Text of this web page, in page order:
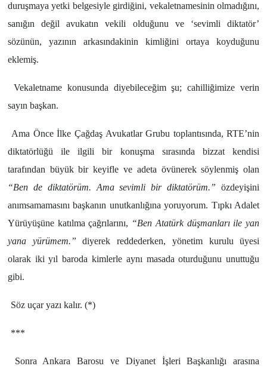
duruşmaya yetki belgesiyle girdiğini, vekaletnamesinin olmadığını,
sanığın değil avukatın vekili olduğunu ve ‘sevimli diktatör’
sözünün, yazının arkasındakinin kimliğini ortaya koyduğunu
eklemiş.
Vekaletname konusunda diyebileceğim şu; cahilliğimize verin
sayın başkan.
Ama Önce İlke Çağdaş Avukatlar Grubu toplantısında, RTE’nin
diktatörlüğü ile ilgili bir konuşma sırasında bizzat kendisi
tarafından büyük bir keyifle ve adeta övünerek söylenmiş olan
“Ben de diktatörüm. Ama sevimli bir diktatörüm.” özdeyişini
anımsamamasını başkanın unutkanlığına yoruyorum. Tıpkı Adalet
Yürüyüşüne katılma çağrılarını, “Ben Atatürk düşmanları ile yan
yana yürümem.” diyerek reddederken, yönetim kurulu üyesi
olarak iki yıl baroda kimlerle aynı masada oturduğunu unuttuğu
gibi.
Söz uçar yazı kalır. (*)
***
Sonra Ankara Barosu ve Diyanet İşleri Başkanlığı arasına